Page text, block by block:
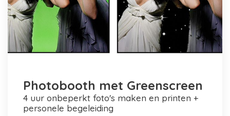
Photobooth met Greenscreen
4 uur onbeperkt foto's maken en printen +
personele begeleiding